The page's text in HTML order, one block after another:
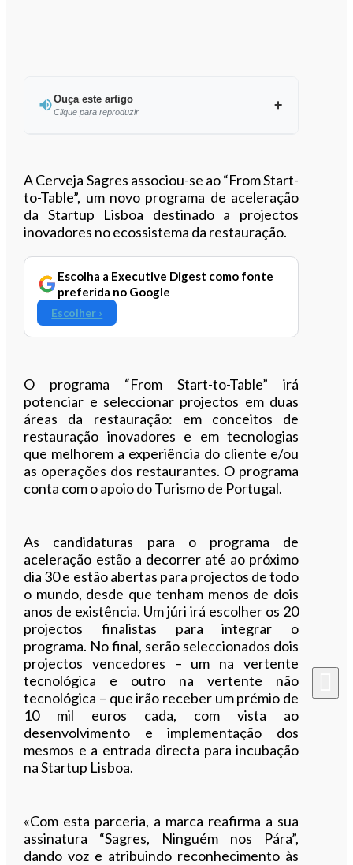
Ouça este artigo
Clique para reproduzir
A Cerveja Sagres associou-se ao “From Start-
to-Table”, um novo programa de aceleração
da Startup Lisboa destinado a projectos
inovadores no ecossistema da restauração.
Escolha a Executive Digest como fonte
preferida no Google
Escolher ›
O programa “From Start-to-Table” irá
potenciar e seleccionar projectos em duas
áreas da restauração: em conceitos de
restauração inovadores e em tecnologias
que melhorem a experiência do cliente e/ou
as operações dos restaurantes. O programa
conta com o apoio do Turismo de Portugal.
As candidaturas para o programa de
aceleração estão a decorrer até ao próximo
dia 30 e estão abertas para projectos de todo
o mundo, desde que tenham menos de dois
anos de existência. Um júri irá escolher os 20
projectos finalistas para integrar o
programa. No final, serão seleccionados dois
projectos vencedores – um na vertente
tecnológica e outro na vertente não
tecnológica – que irão receber um prémio de
10 mil euros cada, com vista ao
desenvolvimento e implementação dos
mesmos e a entrada directa para incubação
na Startup Lisboa.
«Com esta parceria, a marca reafirma a sua
assinatura “Sagres, Ninguém nos Pára”,
dando voz e atribuindo reconhecimento às